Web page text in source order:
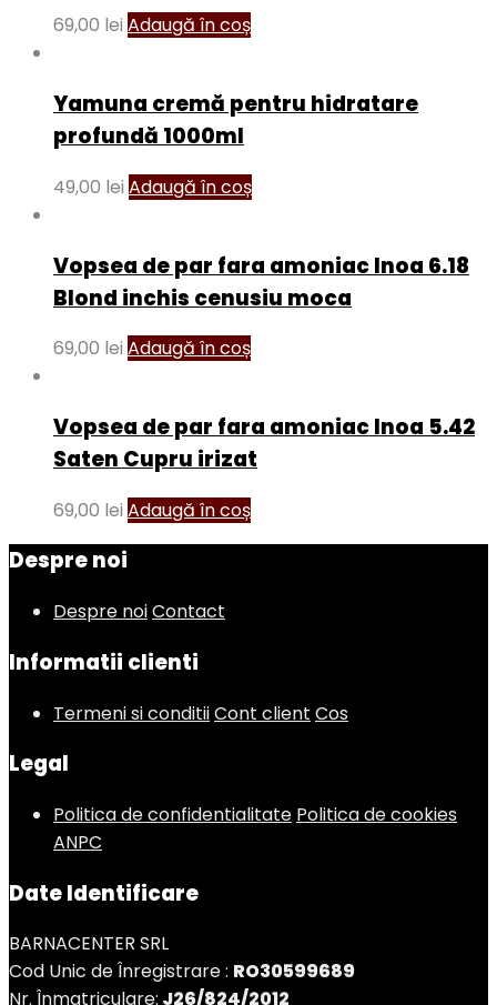
69,00 lei Adaugă în coș
Yamuna cremă pentru hidratare
profundă 1000ml
49,00 lei Adaugă în coș
Vopsea de par fara amoniac Inoa 6.18
Blond inchis cenusiu moca
69,00 lei Adaugă în coș
Vopsea de par fara amoniac Inoa 5.42
Saten Cupru irizat
69,00 lei Adaugă în coș
Despre noi
Despre noiContact
Informatii clienti
Termeni si conditiiCont client Cos
Legal
Politica de confidentialitate Politica de cookies
ANPC
Date Identificare
BARNACENTER SRL
Cod Unic de Înregistrare : RO30599689
Nr. Înmatriculare: J26/824/2012